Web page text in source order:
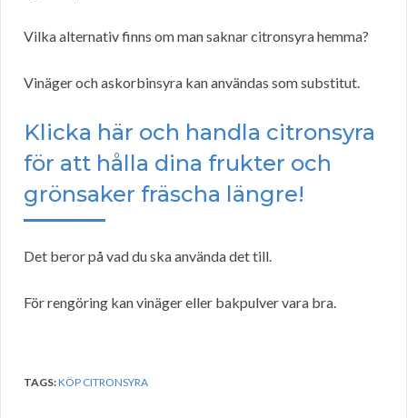
Vilka alternativ finns om man saknar citronsyra hemma?
Vinäger och askorbinsyra kan användas som substitut.
Klicka här och handla citronsyra
för att hålla dina frukter och
grönsaker fräscha längre!
Det beror på vad du ska använda det till.
För rengöring kan vinäger eller bakpulver vara bra.
TAGS:KÖP CITRONSYRA